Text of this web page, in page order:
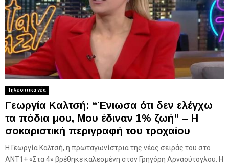
Τηλεοπτικά νέα
Γεωργία Καλτσή: “Ένιωσα ότι δεν ελέγχω
τα πόδια μου, Μου έδιναν 1% ζωή” – Η
σοκαριστική περιγραφή του τροχαίου
Η Γεωργία Καλτσή, η πρωταγωνίστρια της νέας σειράς του στο
ΑΝΤ1+ «Στα 4» βρέθηκε καλεσμένη στον Γρηγόρη Αρναούτογλου. Η